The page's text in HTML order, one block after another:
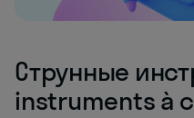
Струнные
instruments à